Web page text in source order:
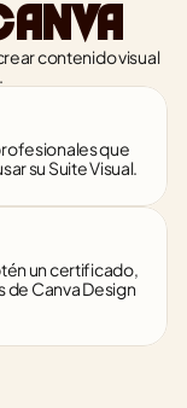
contenido visual
que
su Suite Visual.
un certificado,
de Canva Design